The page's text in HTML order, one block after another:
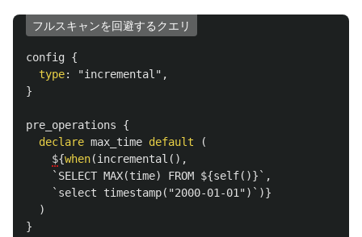
フルスキャンを回避するクエリ
config {
type: "incremental" ,
}
pre_operations
{
declare max_time default
(
${when(incremental (),
`SELECT MAX(time) FROM ${self()}` ,
`select timestamp("2000-01-01")` )}
)
}